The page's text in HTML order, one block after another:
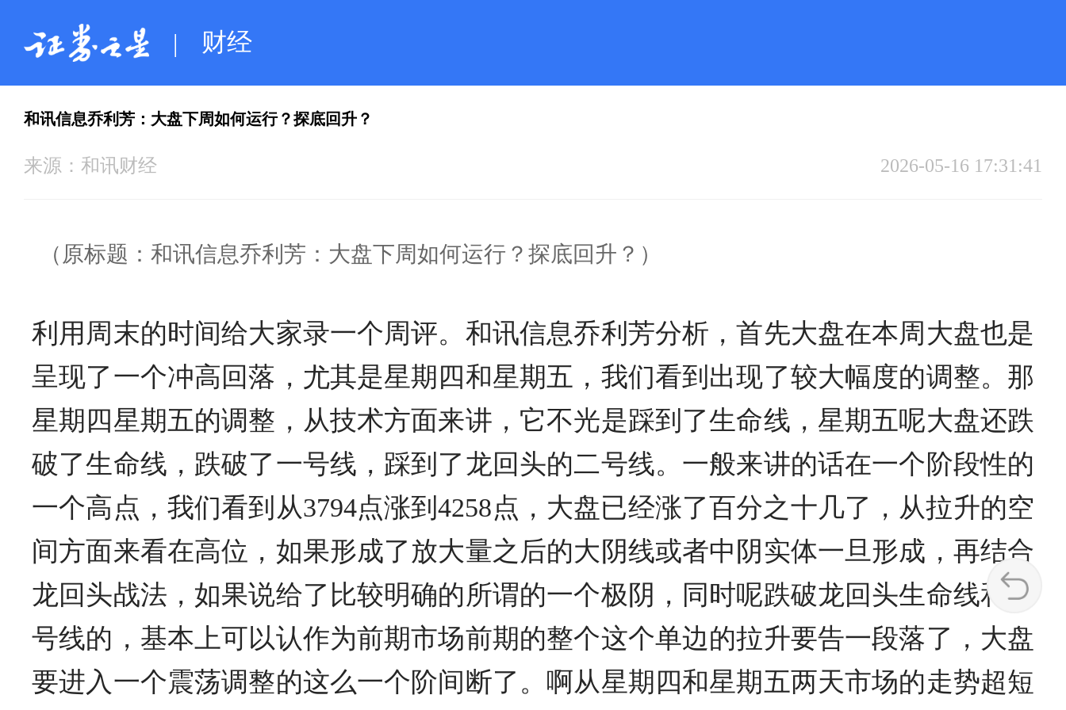
| 财经
和讯信息乔利芳：大盘下周如何运行？探底回升？
来源： 和讯财经 2026-05-16 17:31:41
（原标题：和讯信息乔利芳：大盘下周如何运行？探底回升？）
利用周末的时间给大家录一个周评。和讯信息乔利芳分析，首先大盘在本周大盘也是
呈现了一个冲高回落，尤其是星期四和星期五，我们看到出现了较大幅度的调整。那
星期四星期五的调整，从技术方面来讲，它不光是踩到了生命线，星期五呢大盘还跌
破了生命线，跌破了一号线，踩到了龙回头的二号线。一般来讲的话在一个阶段性的
一个高点，我们看到从3794点涨到4258点，大盘已经涨了百分之十几了，从拉升的空
间方面来看在高位，如果形成了放大量之后的大阴线或者中阴实体一旦形成，再结合
龙回头战法，如果说给了比较明确的所谓的一个极阴，同时呢跌破龙回头生命线和一
号线的，基本上可以认作为前期市场前期的整个这个单边的拉升要告一段落了，大盘
要进入一个震荡调整的这么一个阶间断了。啊从星期四和星期五两天市场的走势超短